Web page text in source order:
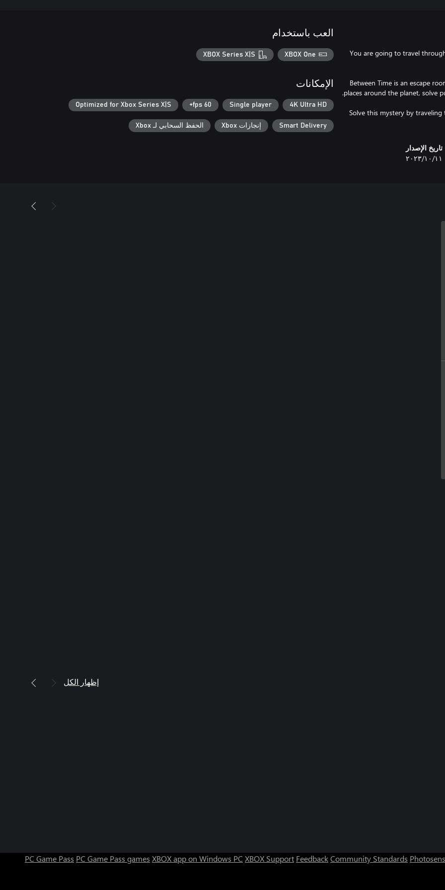
You are going to travel
Between Time is an escape
Solve this mystery by
تاريخ الإصدار
١١‏/١٠‏/٢٠٢٣
العب باستخدام
XBOX One
XBOX Series X|S
الإمكانات
4K Ultra HD
Single player
60 fps+
Optimized for Xbox Series X|S
Smart Delivery إنجازات Xbox الحفظ السحابي لـ Xbox
إظهار الكل
PC Game Pass PC Game Pass games XBOX app on Windows PC XBOX Support FeedbackCommunity Standards